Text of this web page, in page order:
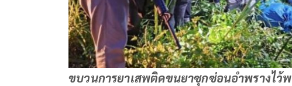
ขบวนการยาเสพติดขนยาซุกซ่อนอำพรางไว้